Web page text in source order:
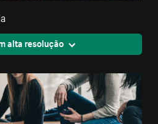
alta resolução